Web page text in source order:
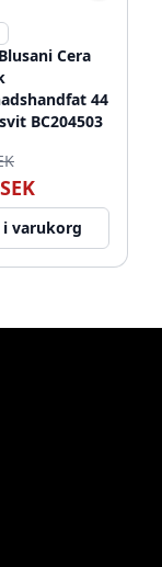
Cera
44
BC204503
i varukorg